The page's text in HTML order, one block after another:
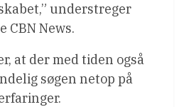
understreger
CBN News.
at der med tiden også
søgen netop på